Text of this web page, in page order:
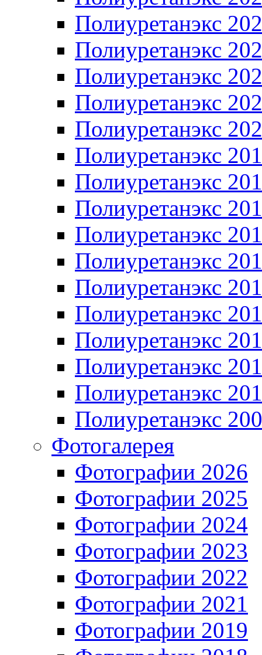
Полиуретанэкс
Полиуретанэкс
Полиуретанэкс
Полиуретанэкс
Полиуретанэкс
Полиуретанэкс
Полиуретанэкс
Полиуретанэкс
Полиуретанэкс
Полиуретанэкс
Полиуретанэкс
Полиуретанэкс
Полиуретанэкс
Полиуретанэкс
Полиуретанэкс
Полиуретанэкс
Фотогалерея
Фотографии 2026
Фотографии 2025
Фотографии 2024
Фотографии 2023
Фотографии 2022
Фотографии 2021
Фотографии 2019